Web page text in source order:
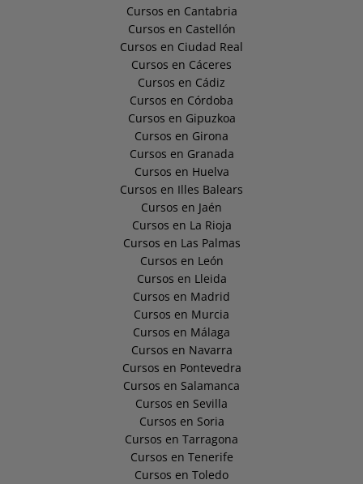
Cursos en Cantabria
Cursos en Castellón
Cursos en Ciudad Real
Cursos en Cáceres
Cursos en Cádiz
Cursos en Córdoba
Cursos en Gipuzkoa
Cursos en Girona
Cursos en Granada
Cursos en Huelva
Cursos en Illes Balears
Cursos en Jaén
Cursos en La Rioja
Cursos en Las Palmas
Cursos en León
Cursos en Lleida
Cursos en Madrid
Cursos en Murcia
Cursos en Málaga
Cursos en Navarra
Cursos en Pontevedra
Cursos en Salamanca
Cursos en Sevilla
Cursos en Soria
Cursos en Tarragona
Cursos en Tenerife
Cursos en Toledo